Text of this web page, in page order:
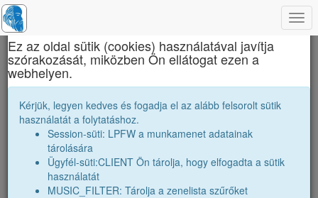
Brassai Sámuel Líceum
Osztálytársak
Névsor bővítése új véndiákkal
Véndiákok száma:21
nagyobbak |2002 12A 2002 12B
párhuzamos|2003 12B|2003 12C|2003 12D|
kissebbek |2004 12A
×
Ez az oldal sütik (cookies) használatával javítja
szórakozását, miközben Ön ellátogat ezen a
webhelyen.
Kérjük, legyen kedves és fogadja el az alább felsorolt sütik
használatát a folytatáshoz.
Session-süti: LPFW a munkamenet adatainak
tárolására
Ügyfél-süti:CLIENT Ön tárolja, hogy elfogadta a sütik
használatát
MUSIC_FILTER: Tárolja a zenelista szűrőket